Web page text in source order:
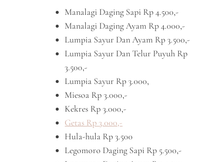
Manalagi Daging Sapi Rp 4.500,-
Manalagi Daging Ayam Rp 4.000,-
Lumpia Sayur Dan Ayam Rp 3.500,-
Lumpia Sayur Dan Telur Puyuh Rp
3.500,-
Lumpia Sayur Rp 3.000,
Miesoa Rp 3.000,-
Kekres Rp 3.000,-
Getas Rp 3.000,-
Hula-hula Rp 3.500
Legomoro Daging Sapi Rp 5.500,-